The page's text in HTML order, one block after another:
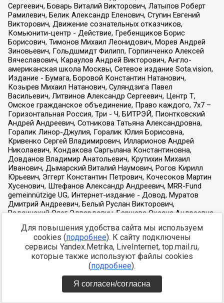
Для повышения удобства сайта мы используем
cookies (подробнее). К сайту подключены
сервисы Yandex.Metrika, LiveInternet, top.mail.ru,
которые также используют файлы cookies
(подробнее).
Я согласен/согласна